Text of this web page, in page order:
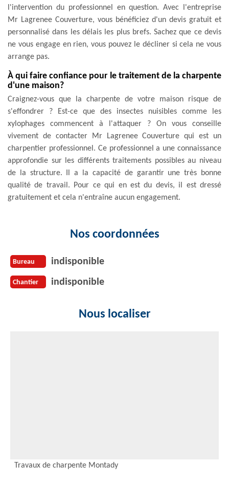
l'intervention du professionnel en question. Avec l'entreprise
Mr Lagrenee Couverture, vous bénéficiez d'un devis gratuit et
personnalisé dans les délais les plus brefs. Sachez que ce devis
ne vous engage en rien, vous pouvez le décliner si cela ne vous
arrange pas.
À qui faire confiance pour le traitement de la charpente
d'une maison?
Craignez-vous que la charpente de votre maison risque de
s'effondrer ? Est-ce que des insectes nuisibles comme les
xylophages commencent à l'attaquer ? On vous conseille
vivement de contacter Mr Lagrenee Couverture qui est un
charpentier professionnel. Ce professionnel a une connaissance
approfondie sur les différents traitements possibles au niveau
de la structure. Il a la capacité de garantir une très bonne
qualité de travail. Pour ce qui en est du devis, il est dressé
gratuitement et cela n'entraîne aucun engagement.
Nos coordonnées
Bureau indisponible
Chantier indisponible
Nous localiser
Travaux de charpente Montady